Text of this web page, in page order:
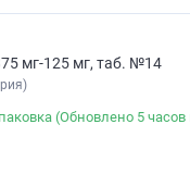
мг-125 мг, таб. №14
(Обновлено 5 часов